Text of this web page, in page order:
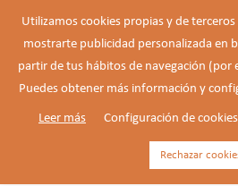
12/05/2026 –
semana de
Utilizamos cookies propias y de
mostrarte publicidad personalizada en
partir de tus hábitos de navegación (por
Puedes obtener más información y
Leer más Configuración de cookies
Rechazar